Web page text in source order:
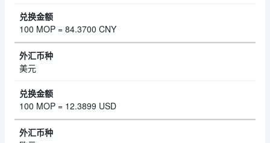
100 MOP = 84.3700 CNY
美元
100 MOP = 12.3899 USD